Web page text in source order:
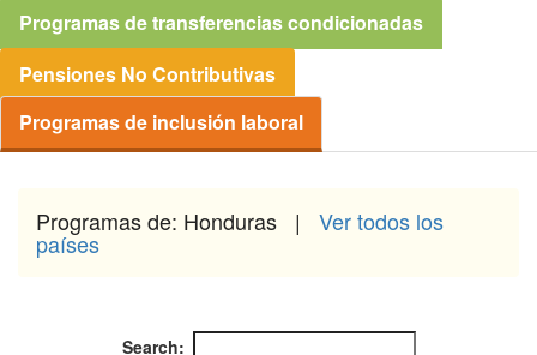
Programas de transferencias condicionadas
Pensiones No Contributivas
Programas de inclusión laboral
Programas de: Honduras | Ver todos los
países
Search: